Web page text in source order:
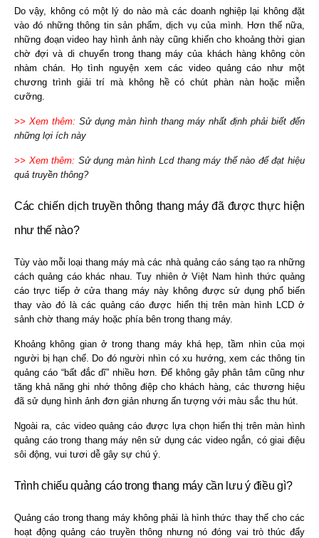
Do vậy, không có một lý do nào mà các doanh nghiệp lại không đặt
vào đó những thông tin sản phẩm, dịch vụ của mình. Hơn thế nữa,
những đoạn video hay hình ảnh này cũng khiến cho khoảng thời gian
chờ đợi và di chuyển trong thang máy của khách hàng không còn
nhàm chán. Họ tình nguyện xem các video quảng cáo như một
chương trình giải trí mà không hề có chút phàn nàn hoặc miễn
cưỡng.
>> Xem thêm: Sử dụng màn hình thang máy nhất định phải biết đến
những lợi ích này
>> Xem thêm: Sử dụng màn hình Lcd thang máy thế nào để đạt hiệu
quả truyền thông?
Các chiến dịch truyền thông thang máy đã được thực hiện
như thế nào?
Tùy vào mỗi loại thang máy mà các nhà quảng cáo sáng tạo ra những
cách quảng cáo khác nhau. Tuy nhiên ở Việt Nam hình thức quảng
cáo trực tiếp ở cửa thang máy này không được sử dụng phổ biến
thay vào đó là các quảng cáo được hiển thị trên màn hình LCD ở
sảnh chờ thang máy hoặc phía bên trong thang máy.
Khoảng không gian ở trong thang máy khá hẹp, tầm nhìn của mọi
người bị hạn chế. Do đó người nhìn có xu hướng, xem các thông tin
quảng cáo “bất đắc dĩ” nhiều hơn. Để không gây phân tâm cũng như
tăng khả năng ghi nhớ thông điệp cho khách hàng, các thương hiệu
đã sử dụng hình ảnh đơn giản nhưng ấn tượng với màu sắc thu hút.
Ngoài ra, các video quảng cáo được lựa chọn hiển thị trên màn hình
quảng cáo trong thang máy nên sử dụng các video ngắn, có giai điệu
sôi động, vui tươi dễ gây sự chú ý.
Trình chiếu quảng cáo trong thang máy cần lưu ý điều gì?
Quảng cáo trong thang máy không phải là hình thức thay thế cho các
hoạt động quảng cáo truyền thông nhưng nó đóng vai trò thúc đẩy